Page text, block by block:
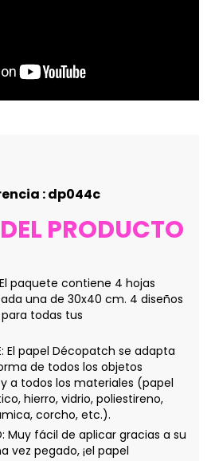
: dp044c
PRODUCTO
El paquete contiene 4 hojas
una de 30x40 cm. 4 diseños
todas tus
El papel Décopatch se adapta
de todos los objetos
a todos los materiales (papel
hierro, vidrio, poliestireno,
corcho, etc.).
Muy fácil de aplicar gracias a su
vez pegado, ¡el papel